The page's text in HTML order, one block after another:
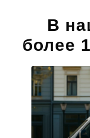
В
более